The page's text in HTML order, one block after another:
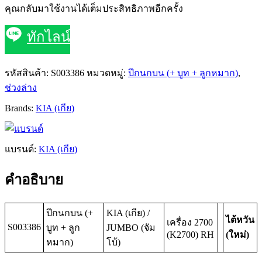
คุณกลับมาใช้งานได้เต็มประสิทธิภาพอีกครั้ง
ทักไลน์
รหัสสินค้า: S003386 หมวดหมู่: ปีกนกบน (+ บูท + ลูกหมาก),
ช่วงล่าง
Brands: KIA (เกีย)
แบรนด์: KIA (เกีย)
คำอธิบาย
S003386
ปีกนกบน (+
บูท + ลูก
หมาก)
KIA (เกีย) /
JUMBO (จัม
โบ้)
เครื่อง 2700
(K2700) RH
ไต้หวัน
(ใหม่)